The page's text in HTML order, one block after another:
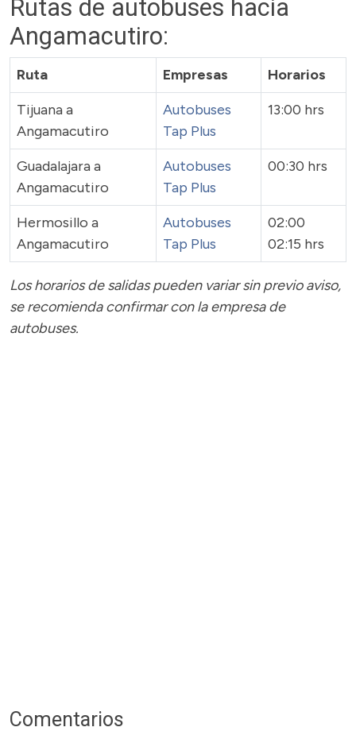
Rutas de autobuses hacia
Angamacutiro:
Ruta Empresas
Horarios
Tijuana a
Angamacutiro
Autobuses
Tap Plus
13:00 hrs
Guadalajara a
Angamacutiro
Autobuses
Tap Plus
00:30 hrs
Hermosillo a
Angamacutiro
Autobuses
Tap Plus
02:00
02:15 hrs
Los horarios de salidas pueden variar sin previo aviso,
se recomienda confirmar con la empresa de
autobuses.
Comentarios